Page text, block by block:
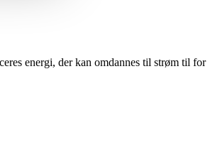
energi, der kan omdannes til strøm til for